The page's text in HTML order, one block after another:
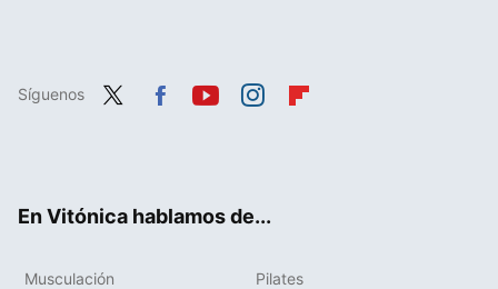
Síguenos
En Vitónica hablamos de...
Musculación Pilates